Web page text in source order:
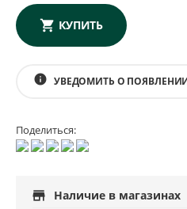
КУПИТЬ
info УВЕДОМИТЬ О
Поделиться:
store Наличие в магазинах